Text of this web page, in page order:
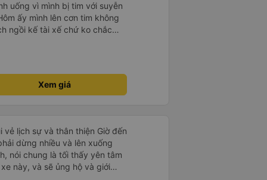
uống vì mình bị tim với suyễn
ấy mình lên cơn tim không
ngồi kế tài xế chứ ko chắc
chỗ cho mình ngồi còn
022.81 chiều về từ Dalat về
tối nha. Mình hỏi cả gia
thẳng lắm mà xe mình chạy
rãi hơn mấy xe khác nhiều !
đường mà ok hết sức ! Xe
nào. Qua mỗi trạm tài xế
Có tâm hết sức chời ơi! Xe
Xem giá
vẻ lịch sự và thân thiện Giờ đến
dừng nhiều và lên xuống
nói chung là tối thấy yên tâm
này, và sẽ ủng hộ và giới